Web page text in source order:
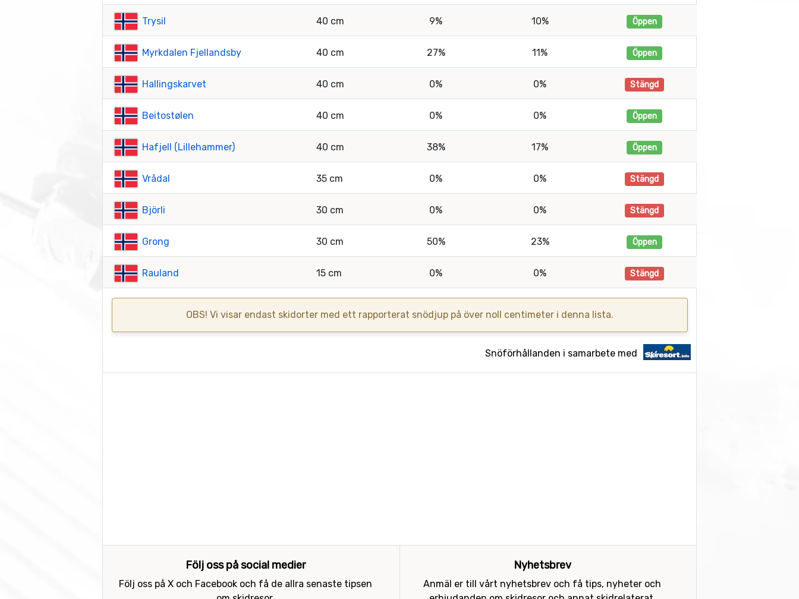
Trysil 40 cm 9% 10% Öppen
Myrkdalen Fjellandsby 40 cm 27% 11% Öppen
Hallingskarvet 40 cm 0% 0% Stängd
Beitostølen 40 cm 0% 0% Öppen
Hafjell (Lillehammer) 40 cm 38% 17% Öppen
Vrådal 35 cm 0% 0% Stängd
Björli 30 cm 0% 0% Stängd
Grong 30 cm 50% 23% Öppen
Rauland 15 cm 0% 0% Stängd
OBS! Vi visar endast skidorter med ett rapporterat snödjup på över noll centimeter i denna lista.
Snöförhållanden i samarbete med
Följ oss på social medier
Följ oss på X och Facebook och få de allra senaste tipsen
Nyhetsbrev
Anmäl er till vårt nyhetsbrev och få tips, nyheter och